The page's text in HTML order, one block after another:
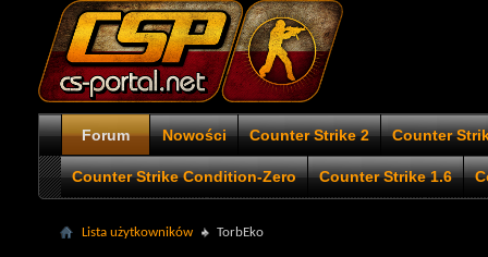
Forum Nowości Counter Strike 2 Counter
Counter Strike Condition-Zero Counter Strike 1.6
Lista użytkowników TorbEko